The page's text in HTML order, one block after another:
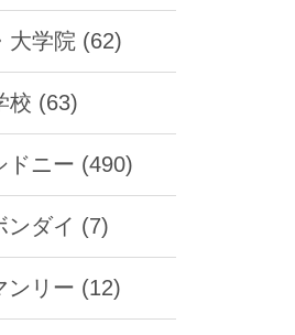
大学院 (62)
校 (63)
ドニー (490)
ンダイ (7)
ンリー (12)